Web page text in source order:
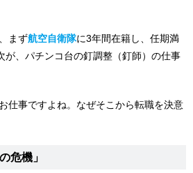
まず航空自衛隊に3年間在籍し、任期満
が、パチンコ台の釘調整（釘師）の仕事
仕事ですよね。なぜそこから転職を決意
危機」